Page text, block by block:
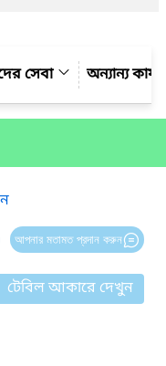
সেবা অন্যান্য
আপনার মতামত প্রদান করুন
টেবিল আকারে দেখুন